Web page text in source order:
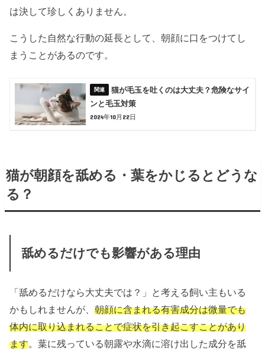
は決して珍しくありません。
こうした自然な行動の延長として、朝顔に口をつけてし
まうことがあるのです。
猫が毛玉を吐くのは大丈夫？危険なサイ
ンと毛玉対策
2024年10月22日
猫が朝顔を舐める・葉をかじるとどうな
る？
舐めるだけでも影響がある理由
「舐めるだけなら大丈夫では？」と考える飼い主もいる
かもしれませんが、朝顔に含まれる有害成分は微量でも
体内に取り込まれることで症状を引き起こすことがあり
ます。葉に残っている朝露や水滴に溶け出した成分を舐